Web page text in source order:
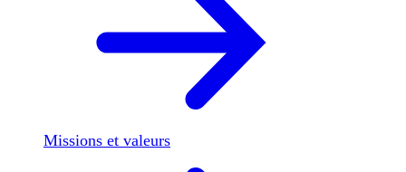
Missions et valeurs